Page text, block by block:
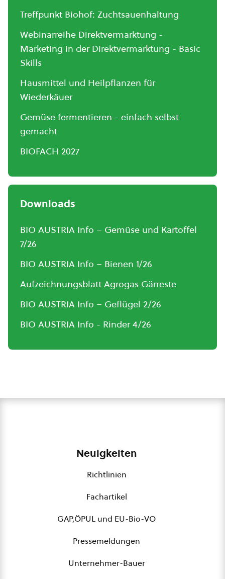
Treffpunkt Biohof: Zuchtsauenhaltung
Webinarreihe Direktvermarktung -
Marketing in der Direktvermarktung - Basic
Skills
Hausmittel und Heilpflanzen für
Wiederkäuer
Gemüse fermentieren - einfach selbst
gemacht
BIOFACH 2027
Downloads
BIO AUSTRIA Info – Gemüse und Kartoffel
7/26
BIO AUSTRIA Info – Bienen 1/26
Aufzeichnungsblatt Agrogas Gärreste
BIO AUSTRIA Info – Geflügel 2/26
BIO AUSTRIA Info - Rinder 4/26
Neuigkeiten
Richtlinien
Fachartikel
GAP,ÖPUL und EU-Bio-VO
Pressemeldungen
Unternehmer-Bauer